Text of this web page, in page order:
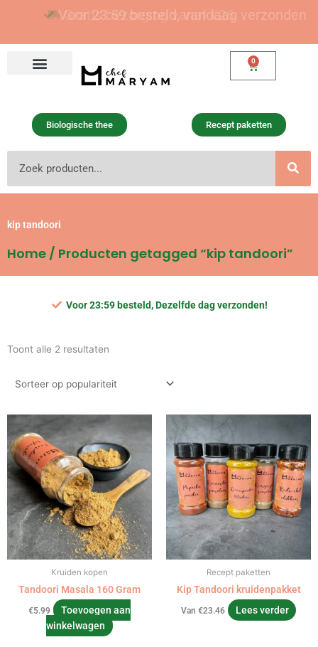
Gratis bezorging vanaf €25
Voor 23:59 besteld, vandaag verzonden
0
Winkelwagen
Biologische thee Recept paketten
kip tandoori
Home / Producten getagged “kip tandoori”
Voor 23:59 besteld, Dezelfde dag verzonden!
Toont alle 2 resultaten
populariteit
Kruiden kopen
Tandoori Masala 160 Gram
€5.99
Toevoegen aan
winkelwagen
Recept paketten
Kip Tandoori kruidenpakket
Van€23.46 Lees verder